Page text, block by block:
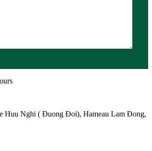
Huu Nghi ( Đuong Đoi), Hameau Lam Đong,